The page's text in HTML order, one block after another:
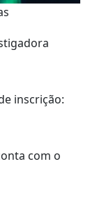
inscrição:
com o